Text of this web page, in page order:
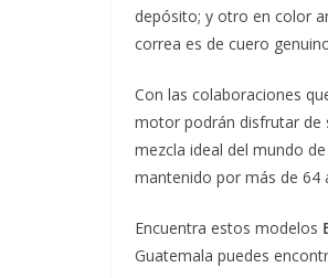
depósito; y otro en color
correa es de cuero
Con las colaboraciones
motor podrán disfrutar de
mezcla ideal del mundo
mantenido por más de 64
Encuentra estos modelos
Guatemala puedes